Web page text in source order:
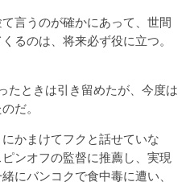
言うのが確かにあって、世間
るのは、将来必ず役に立つ。
ときは引き留めたが、今度は
だ。
かまけてフクと話せていな
ンオフの監督に推薦し、実現
にバンコクで食中毒に遭い、